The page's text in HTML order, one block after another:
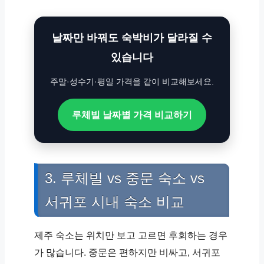
날짜만 바꿔도 숙박비가 달라질 수
있습니다
주말·성수기·평일 가격을 같이 비교해보세요.
루체빌 날짜별 가격 비교하기
3. 루체빌 vs 중문 숙소 vs
서귀포 시내 숙소 비교
제주 숙소는 위치만 보고 고르면 후회하는 경우
가 많습니다. 중문은 편하지만 비싸고, 서귀포